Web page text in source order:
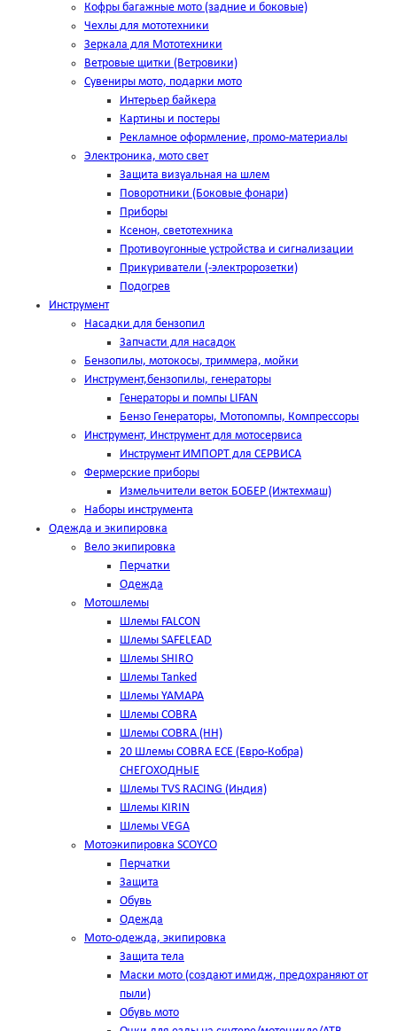
Кофры багажные мото (задние и боковые)
Чехлы для мототехники
Зеркала для Мототехники
Ветровые щитки (Ветровики)
Сувениры мото, подарки мото
Интерьер байкера
Картины и постеры
Рекламное оформление, промо-материалы
Электроника, мото свет
Защита визуальная на шлем
Поворотники (Боковые фонари)
Приборы
Ксенон, светотехника
Противоугонные устройства и сигнализации
Прикуриватели (-электророзетки)
Подогрев
Инструмент
Насадки для бензопил
Запчасти для насадок
Бензопилы, мотокосы, триммера, мойки
Инструмент,бензопилы, генераторы
Генераторы и помпы LIFAN
Бензо Генераторы, Мотопомпы, Компрессоры
Инструмент, Инструмент для мотосервиса
Инструмент ИМПОРТ для СЕРВИСА
Фермерские приборы
Измельчители веток БОБЕР (Ижтехмаш)
Наборы инструмента
Одежда и экипировка
Вело экипировка
Перчатки
Одежда
Мотошлемы
Шлемы FALCON
Шлемы SAFELEAD
Шлемы SHIRO
Шлемы Tanked
Шлемы YAMAPA
Шлемы COBRA
Шлемы COBRA (HH)
20 Шлемы COBRA ECE (Евро-Кобра)
СНЕГОХОДНЫЕ
Шлемы TVS RACING (Индия)
Шлемы KIRIN
Шлемы VEGA
Мотоэкипировка SCOYCO
Перчатки
Защита
Обувь
Одежда
Мото-одежда, экипировка
Защита тела
Маски мото (создают имидж, предохраняют от
пыли)
Обувь мото